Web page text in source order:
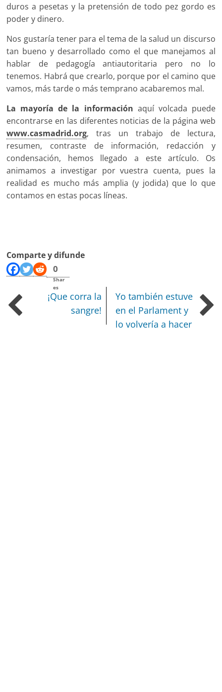
duros a pesetas y la pretensión de todo pez gordo es
poder y dinero.
Nos gustaría tener para el tema de la salud un discurso
tan bueno y desarrollado como el que manejamos al
hablar de pedagogía antiautoritaria pero no lo
tenemos. Habrá que crearlo, porque por el camino que
vamos, más tarde o más temprano acabaremos mal.
La mayoría de la información aquí volcada puede
encontrarse en las diferentes noticias de la página web
www.casmadrid.org, tras un trabajo de lectura,
resumen, contraste de información, redacción y
condensación, hemos llegado a este artículo. Os
animamos a investigar por vuestra cuenta, pues la
realidad es mucho más amplia (y jodida) que lo que
contamos en estas pocas líneas.
Comparte y difunde
0
Shar
es
¡Que corra la
sangre!
Yo también estuve
en el Parlament y
lo volvería a hacer